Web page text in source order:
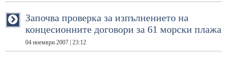
Започва проверка за изпълнението на
концесионните договори за 61 морски плажа
04 ноември 2007 | 23:12